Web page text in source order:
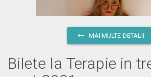
MAI MULTE DETALII
Bilete la Terapie in